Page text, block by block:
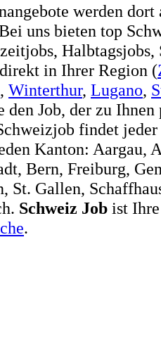
werden
uns bieten top
in Ihrer Region (
, Winterthur, Lugano,
Job, der zu
findet
Kanton: Aargau,
Bern, Freiburg,
St. Gallen,
Schweiz Job ist
.